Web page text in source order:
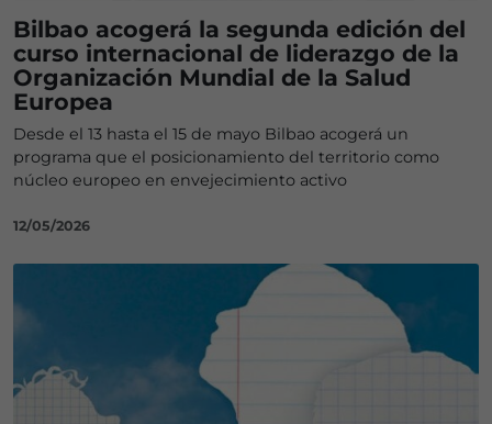
Bilbao acogerá la segunda edición del
curso internacional de liderazgo de la
Organización Mundial de la Salud
Europea
Desde el 13 hasta el 15 de mayo Bilbao acogerá un
programa que el posicionamiento del territorio como
núcleo europeo en envejecimiento activo
12/05/2026